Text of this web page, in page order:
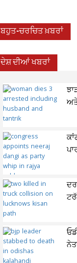
ਬਹੁਤ-ਚਰਚਿਤ ਖ਼ਬਰਾਂ
ਦੇਸ਼ ਦੀਆਂ ਖਬਰਾਂ